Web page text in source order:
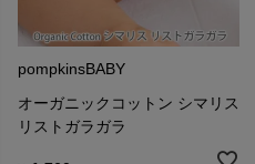
pompkinsBABY
オーガニックコットン シマリス
リストガラガラ